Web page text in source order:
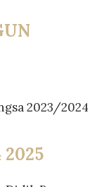
2023/2024
2025